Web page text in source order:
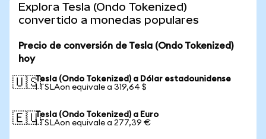
Explora Tesla (Ondo Tokenized)
convertido a monedas populares
Precio de conversión de Tesla (Ondo Tokenized)
hoy
🇺🇸Tesla (Ondo Tokenized) a Dólar estadounidense
1 TSLAon equivale a 319,64 $
🇪🇺Tesla (Ondo Tokenized) a Euro
1 TSLAon equivale a 277,39 €